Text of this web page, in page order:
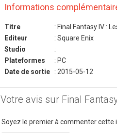
Informations
Titre
: Final Fantasy IV :
Editeur
: Square Enix
Studio
:
Plateformes
: PC
Date de sortie
: 2015-05-12
Votre avis sur Final
Soyez le premier à commenter cette